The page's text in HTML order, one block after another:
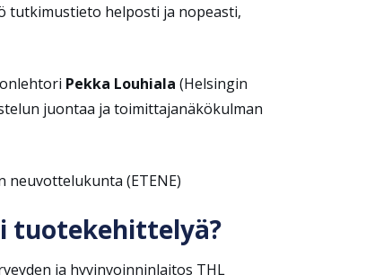
tutkimustieto helposti ja nopeasti,
Pekka Louhiala (Helsingin
juontaa ja toimittajanäkökulman
neuvottelukunta (ETENE)
tuotekehittelyä?
ja hyvinvoinninlaitos THL